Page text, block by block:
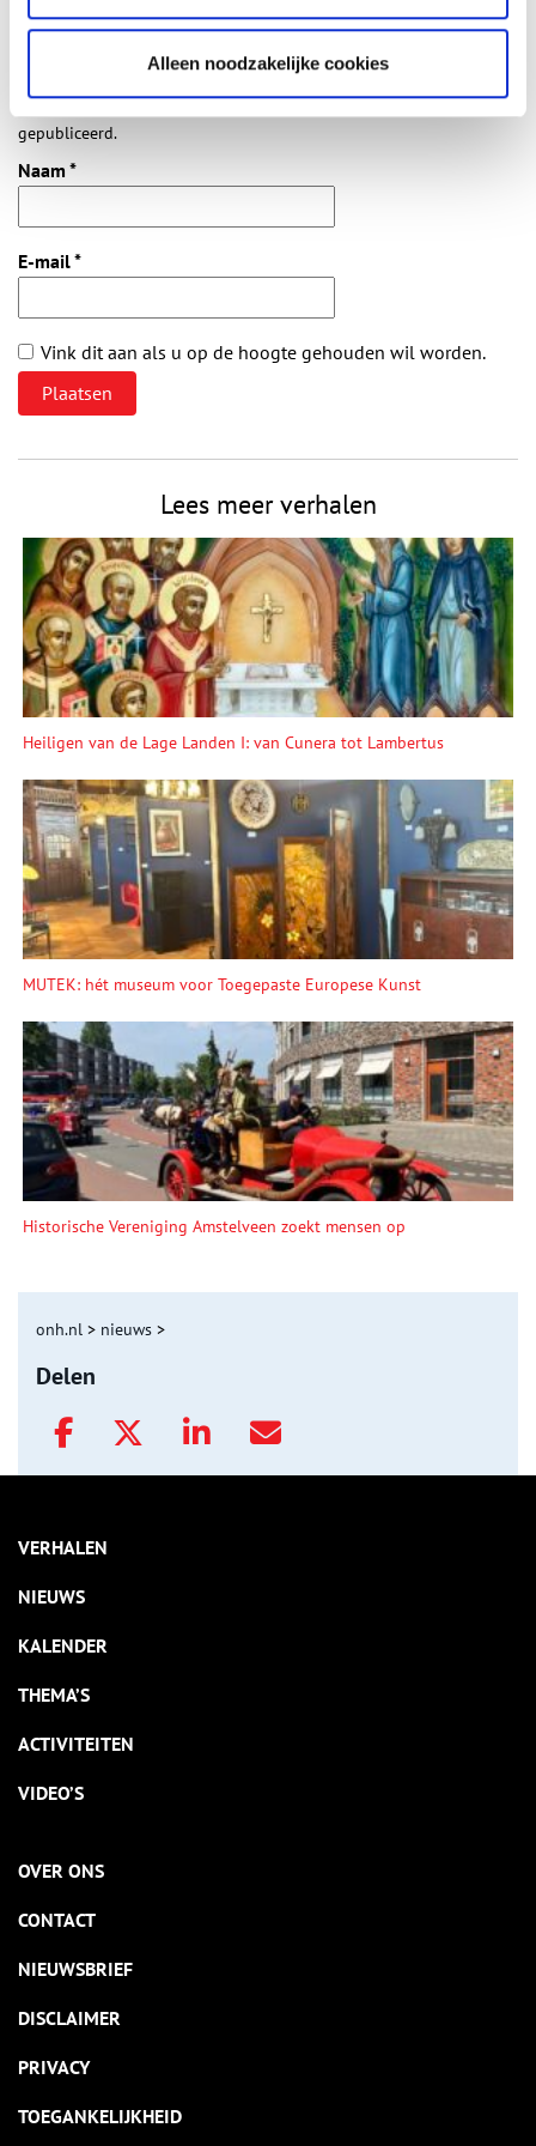
Alleen noodzakelijke cookies
Vereiste velden zijn gemarkeerd met *. Het e-mailadres wordt niet
gepubliceerd.
Naam *
E-mail*
Vink dit aan als u op de hoogte gehouden wil worden.
Lees meer verhalen
Heiligen van de Lage Landen I: van Cunera tot Lambertus
MUTEK: hét museum voor Toegepaste Europese Kunst
Historische Vereniging Amstelveen zoekt mensen op
onh.nl > nieuws >
Delen
VERHALEN
NIEUWS
KALENDER
THEMA’S
ACTIVITEITEN
VIDEO’S
OVER ONS
CONTACT
NIEUWSBRIEF
DISCLAIMER
PRIVACY
TOEGANKELIJKHEID